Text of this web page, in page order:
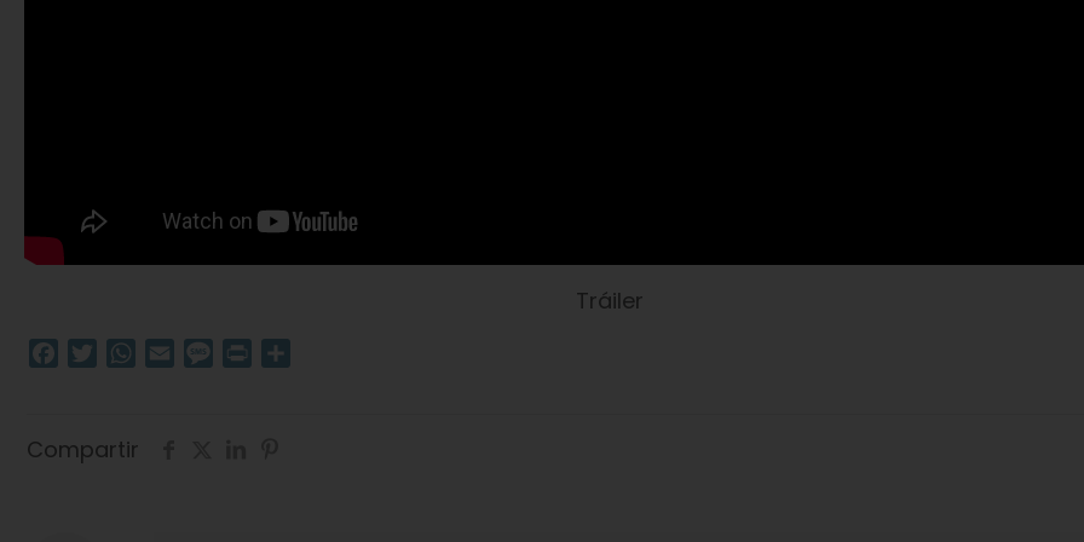
Tráiler
Facebook
TwitterWhatsApp
Email Message
Print
Compartir